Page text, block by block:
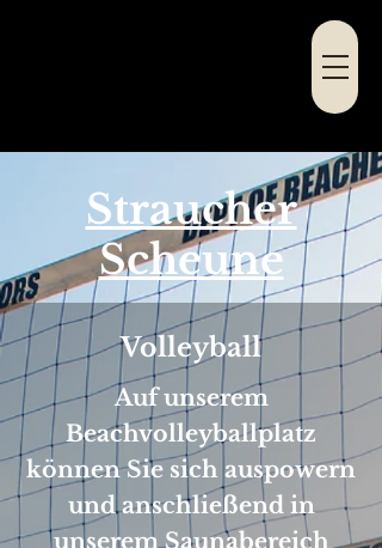
Straucher
Scheune
Volleyball
Auf unserem
Beachvolleyballplatz
können Sie sich auspowern
und anschließend in
unserem Saunabereich